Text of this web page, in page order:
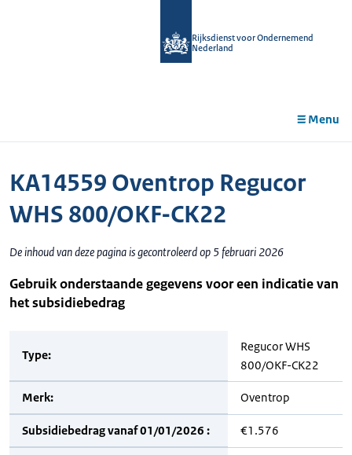
Rijksdienst voor Ondernemend
Nederland
Menu
KA14559 Oventrop Regucor
WHS 800/OKF-CK22
De inhoud van deze pagina is gecontroleerd op 5 februari 2026
Gebruik onderstaande gegevens voor een indicatie van
het subsidiebedrag
Type:
Regucor WHS
800/OKF-CK22
Merk: Oventrop
Subsidiebedrag vanaf 01/01/2026 : €1.576